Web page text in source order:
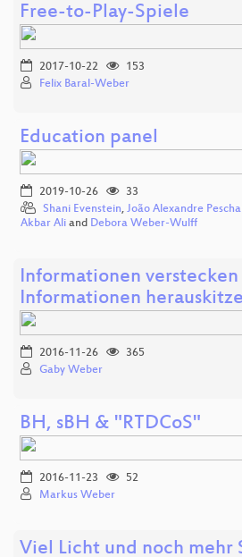
Free-to-Play-Spiele
2017-10-22
153
Felix Baral-Weber
Education panel
2019-10-26
33
Shani Evenstein, João Alexandre
Akbar Ali and Debora Weber-Wulff
Informationen verstecken
Informationen
2016-11-26
365
Gaby Weber
BH, sBH & "RTDCoS"
2016-11-23
52
Markus Weber
Viel Licht und noch mehr